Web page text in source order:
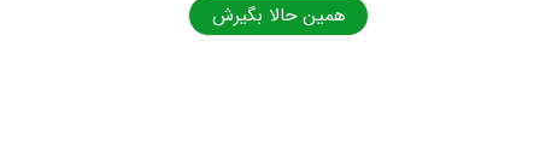
همین حالا بگیرش